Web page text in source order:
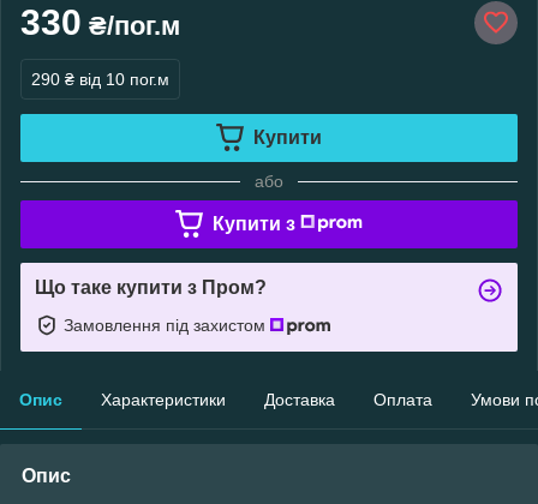
330 ₴/пог.м
290 ₴ від 10 пог.м
Купити
або
Купити з
Що таке купити з Пром?
Замовлення під захистом
Опис Характеристики Доставка Оплата Умови
Опис